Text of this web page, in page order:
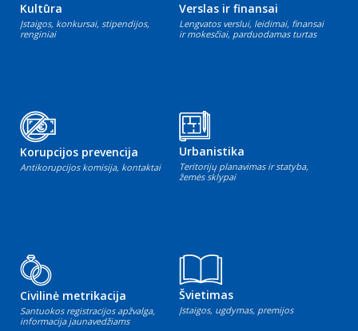
Kultūra
Įstaigos, konkursai, stipendijos,
renginiai
Verslas ir finansai
Lengvatos verslui, leidimai, finansai
ir mokesčiai, parduodamas turtas
Korupcijos prevencija
Antikorupcijos komisija, kontaktai
Urbanistika
Teritorijų planavimas ir statyba,
žemės sklypai
Civilinė metrikacija
Santuokos registracijos apžvalga,
informacija jaunavedžiams
Švietimas
Įstaigos, ugdymas, premijos